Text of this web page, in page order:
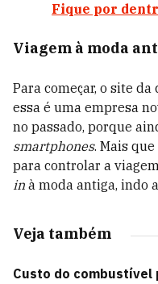
Fique por
Viagem à moda
Para começar, o site
essa é uma empresa
no passado, porque
smartphones. Mais
para controlar a
in à moda antiga, indo
Veja também
Custo do combustível